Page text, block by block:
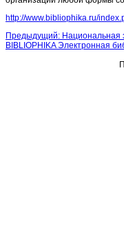
http://www.bibliophika.ru/
Предыдущий: Национальная
BIBLIOPHIKA Электронная